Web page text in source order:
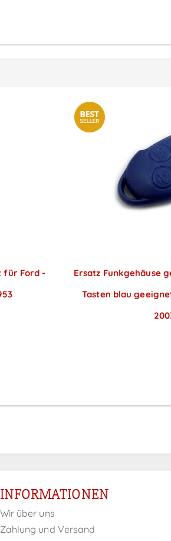
für Ford -
Ersatz Funkgehäuse
Tasten blau
INFORMATIONEN
Wir über uns
Zahlung und Versand